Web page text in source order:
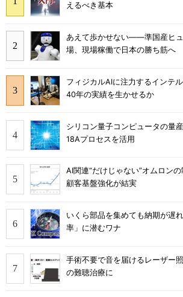
えるべき基本
あえて歩かせない――準国産ヒ
場、現場稼働で日本の勝ち筋へ
フィジカルAIに注力するインテ
40年の実績を生かせるか
シリコン量子コンピュータの量
18Aプロセスを活用
AI関連“だけじゃない”オムロン
顧客基盤強化が結実
いくら部品を集めても納期が遅
率」に潜むワナ
手術不要で音を届けるレーザー
の難聴治療に